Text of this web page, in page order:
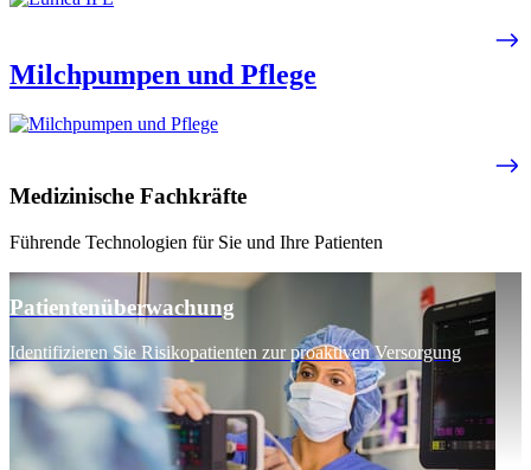
Milchpumpen und Pflege​
Medizinische Fachkräfte
Führende Technologien für Sie und Ihre Patienten
Patientenüberwachung
Identifizieren Sie Risikopatienten zur proaktiven Versorgung